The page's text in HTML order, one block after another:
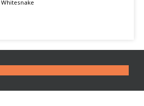
Whitesnake